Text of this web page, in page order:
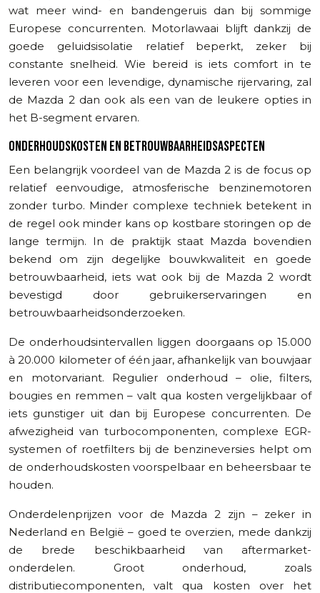
wat meer wind- en bandengeruis dan bij sommige
Europese concurrenten. Motorlawaai blijft dankzij de
goede geluidsisolatie relatief beperkt, zeker bij
constante snelheid. Wie bereid is iets comfort in te
leveren voor een levendige, dynamische rijervaring, zal
de Mazda 2 dan ook als een van de leukere opties in
het B-segment ervaren.
ONDERHOUDSKOSTEN EN BETROUWBAARHEIDSASPECTEN
Een belangrijk voordeel van de Mazda 2 is de focus op
relatief eenvoudige, atmosferische benzinemotoren
zonder turbo. Minder complexe techniek betekent in
de regel ook minder kans op kostbare storingen op de
lange termijn. In de praktijk staat Mazda bovendien
bekend om zijn degelijke bouwkwaliteit en goede
betrouwbaarheid, iets wat ook bij de Mazda 2 wordt
bevestigd door gebruikerservaringen en
betrouwbaarheidsonderzoeken.
De onderhoudsintervallen liggen doorgaans op 15.000
à 20.000 kilometer of één jaar, afhankelijk van bouwjaar
en motorvariant. Regulier onderhoud – olie, filters,
bougies en remmen – valt qua kosten vergelijkbaar of
iets gunstiger uit dan bij Europese concurrenten. De
afwezigheid van turbocomponenten, complexe EGR-
systemen of roetfilters bij de benzineversies helpt om
de onderhoudskosten voorspelbaar en beheersbaar te
houden.
Onderdelenprijzen voor de Mazda 2 zijn – zeker in
Nederland en België – goed te overzien, mede dankzij
de brede beschikbaarheid van aftermarket-
onderdelen. Groot onderhoud, zoals
distributiecomponenten, valt qua kosten over het